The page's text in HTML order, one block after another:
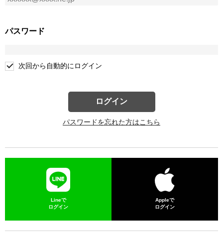
パスワード
次回から自動的にログイン
ログイン
パスワードを忘れた方はこちら
Lineで
ログイン
Appleで
ログイン